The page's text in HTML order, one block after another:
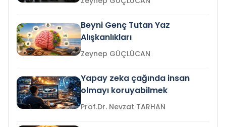
Beyni Genç Tutan Yaz
Alışkanlıkları
Zeynep GÜÇLÜCAN
Yapay zeka çağında insan
olmayı koruyabilmek
Prof.Dr. Nevzat TARHAN